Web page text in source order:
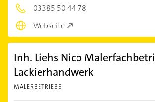
03385 50 44 78
Webseite
Inh. Liehs Nico
Lackierhandwerk
MALERBETRIEBE